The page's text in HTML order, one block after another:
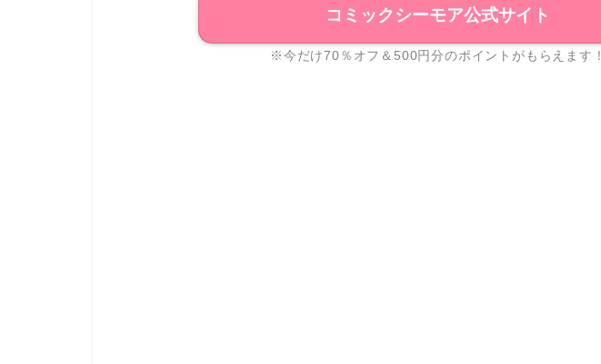
コミックシーモア公式サイト
※今だけ70％オフ＆500円分のポイントがもらえます！